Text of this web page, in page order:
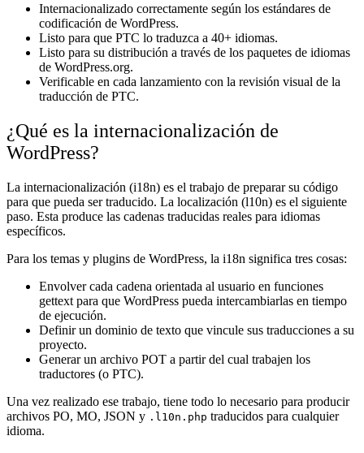
Internacionalizado correctamente según los estándares de
codificación de WordPress.
Listo para que PTC lo traduzca a 40+ idiomas.
Listo para su distribución a través de los paquetes de idiomas
de WordPress.org.
Verificable en cada lanzamiento con la revisión visual de la
traducción de PTC.
¿Qué es la internacionalización de
WordPress?
La internacionalización (i18n) es el trabajo de preparar su código
para que pueda ser traducido. La localización (l10n) es el siguiente
paso. Esta produce las cadenas traducidas reales para idiomas
específicos.
Para los temas y plugins de WordPress, la i18n significa tres cosas:
Envolver cada cadena orientada al usuario en funciones
gettext para que WordPress pueda intercambiarlas en tiempo
de ejecución.
Definir un dominio de texto que vincule sus traducciones a su
proyecto.
Generar un archivo POT a partir del cual trabajen los
traductores (o PTC).
Una vez realizado ese trabajo, tiene todo lo necesario para producir
archivos PO, MO, JSON y .l10n.php traducidos para cualquier
idioma.